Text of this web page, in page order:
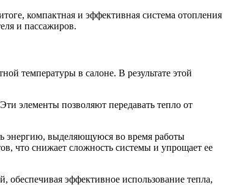
компактная и эффективная система отопления
и пассажиров.
температуры в салоне. В результате этой
элементы позволяют передавать тепло от
энергию, выделяющуюся во время работы
что снижает сложность системы и упрощает ее
эффективное использование тепла,